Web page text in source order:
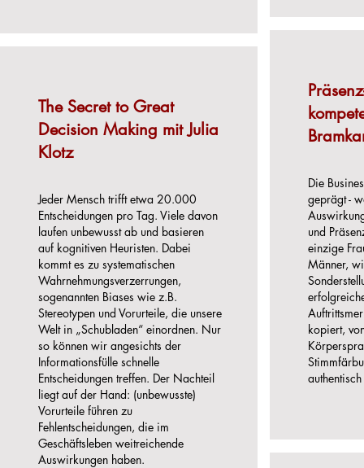
The Secret to Great
Decision Making mit Julia
Klotz
Jeder Mensch trifft etwa 20.000
Entscheidungen pro Tag. Viele davon
laufen unbewusst ab und basieren
auf kognitiven Heuristen. Dabei
kommt es zu systematischen
Wahrnehmungsverzerrungen,
sogenannten Biases wie z.B.
Stereotypen und Vorurteile, die unsere
Welt in „Schubladen“ einordnen. Nur
so können wir angesichts der
Informationsfülle schnelle
Entscheidungen treffen. Der Nachteil
liegt auf der Hand: (unbewusste)
Vorurteile führen zu
Fehlentscheidungen, die im
Geschäftsleben weitreichende
Auswirkungen haben.
Die
geprägt -
und
einzige
Männer,
kopiert,